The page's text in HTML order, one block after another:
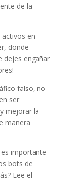
de la
activos en
donde
dejes engañar
falso, no
ser
mejorar la
manera
es importante
bots de
Lee el